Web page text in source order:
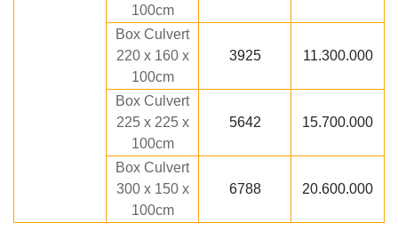
100cm
Box Culvert
220 x 160 x
100cm
3925 11.300.000
Box Culvert
225 x 225 x
100cm
5642 15.700.000
Box Culvert
300 x 150 x
100cm
6788 20.600.000